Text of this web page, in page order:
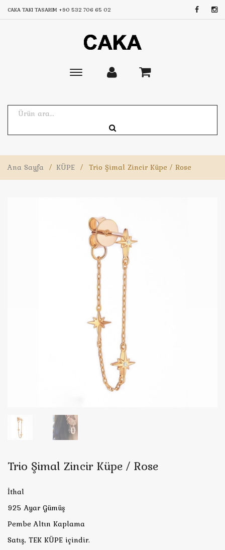
CAKA TAKI TASARIM +90 532 706 65 02
Toggle
Ana Sayfa / KÜPE / Trio Şimal Zincir Küpe / Rose
Trio Şimal Zincir Küpe / Rose
İthal
925 Ayar Gümüş
Pembe Altın Kaplama
Satış, TEK KÜPE içindir.